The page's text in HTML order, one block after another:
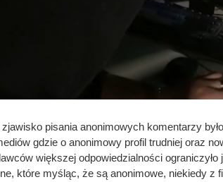
pisania anonimowych komentarzy
gdzie o anonimowy profil trudniej oraz
większej odpowiedzialności
które myśląc, że są anonimowe, niekiedy z